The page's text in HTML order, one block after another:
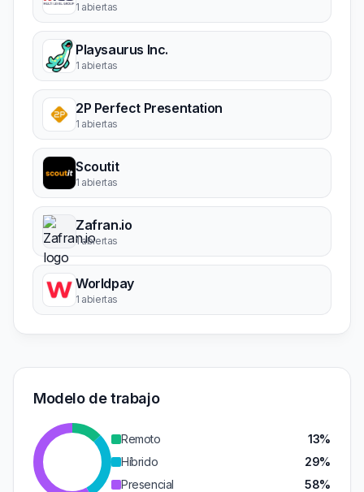
1 abiertas
Playsaurus Inc.
1 abiertas
2P Perfect Presentation
1 abiertas
Scoutit
1 abiertas
Zafran.io
1 abiertas
Worldpay
1 abiertas
Modelo de trabajo
Remoto
13%
Híbrido
29%
Presencial
58%